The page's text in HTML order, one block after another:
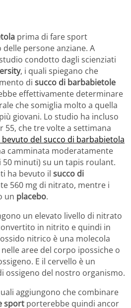
prima di fare sport
persone anziane. A
condotto dagli scienziati
, i quali spiegano che
di succo di barbabietole
effettivamente determinare
che somiglia molto a quella
giovani. Lo studio ha incluso
55, che tre volte a settimana
del succo di barbabietola
camminata moderatamente
minuti) su un tapis roulant.
ha bevuto il succo di
560 mg di nitrato, mentre i
un placebo.
un elevato livello di nitrato
in nitrito e quindi in
nitrico è una molecola
aree del corpo ipossiche o
E il cervello è un
ossigeno del nostro organismo.
aggiungono che combinare
sport porterebbe quindi ancor